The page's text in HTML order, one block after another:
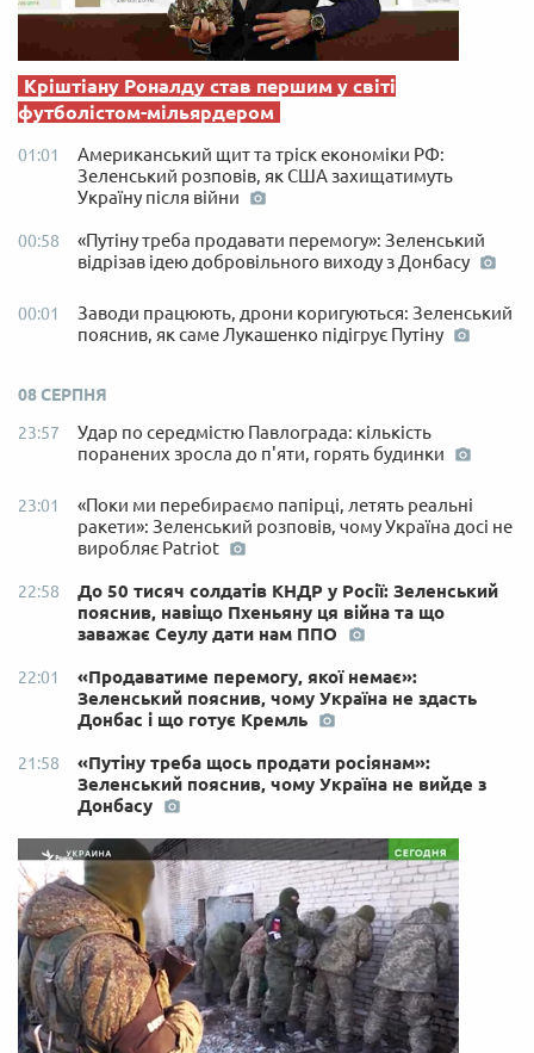
Кріштіану Роналду став першим у світі
футболістом-мільярдером
01:01
Американський щит та тріск економіки РФ:
Зеленський розповів, як США захищатимуть
Україну після війни
00:58
«Путіну треба продавати перемогу»: Зеленський
відрізав ідею добровільного виходу з Донбасу
00:01
Заводи працюють, дрони коригуються: Зеленський
пояснив, як саме Лукашенко підігрує Путіну
08 СЕРПНЯ
23:57
Удар по середмістю Павлограда: кількість
поранених зросла до п'яти, горять будинки
23:01
«Поки ми перебираємо папірці, летять реальні
ракети»: Зеленський розповів, чому Україна досі не
виробляє Patriot
22:58
До 50 тисяч солдатів КНДР у Росії: Зеленський
пояснив, навіщо Пхеньяну ця війна та що
заважає Сеулу дати нам ППО
22:01
«Продаватиме перемогу, якої немає»:
Зеленський пояснив, чому Україна не здасть
Донбас і що готує Кремль
21:58
«Путіну треба щось продати росіянам»:
Зеленський пояснив, чому Україна не вийде з
Донбасу